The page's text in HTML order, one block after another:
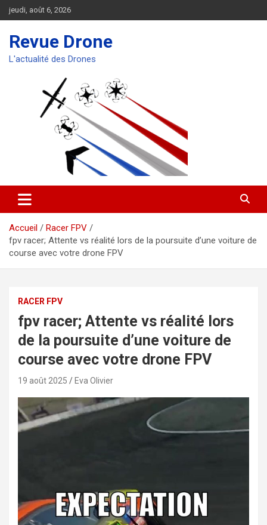
Aller
au
jeudi, août 6, 2026
Revue Drone
L'actualité des Drones
Accueil
Racer FPV
fpv racer; Attente vs réalité lors de la poursuite d’une voiture de
course avec votre drone FPV
RACER FPV
fpv racer; Attente vs réalité lors
de la poursuite d’une voiture de
course avec votre drone FPV
19 août 2025 Eva Olivier